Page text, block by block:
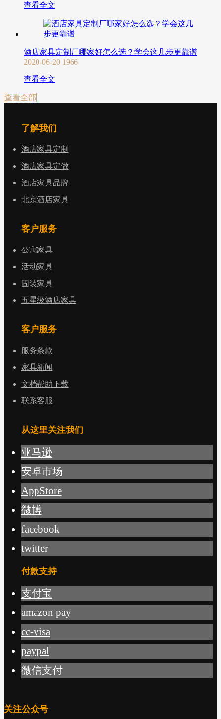
查看全文
酒店家具定制厂哪家好怎么选？学会这几步更靠谱
2020-06-20 1966
查看全文
查看全部
了解我们
酒店家具定制
酒店家具定做
酒店家具品牌
北京酒店家具
客户服务
公寓家具
活动家具
固装家具
五星级酒店家具
客户服务
服务条款
家具新闻
文档帮助下载
联系客服
从这里关注我们
亚马逊
安卓市场
AppStore
微博
facebook
twitter
付款支持
支付宝
amazon pay
cc-visa
paypal
微信支付
关注公众号